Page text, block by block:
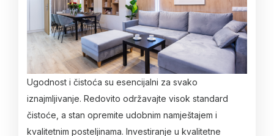
Ugodnost i čistoća su esencijalni za svako
iznajmljivanje. Redovito održavajte visok standard
čistoće, a stan opremite udobnim namještajem i
kvalitetnim posteljinama. Investiranje u kvalitetne